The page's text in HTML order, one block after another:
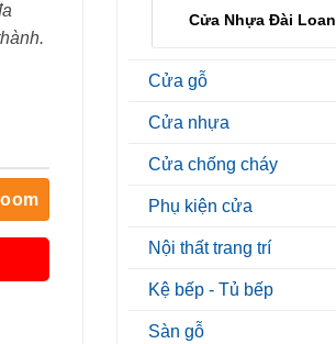
Cửa Nhựa Đài Loan
Cửa gỗ
Cửa nhựa
Cửa chống cháy
Phụ kiện cửa
Nội thất trang trí
Kệ bếp - Tủ bếp
Sàn gỗ